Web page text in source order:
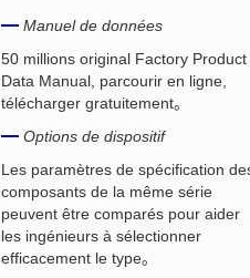
Manuel de données
50 millions original Factory Product
Data Manual, parcourir en ligne,
télécharger gratuitement。
Options de dispositif
Les paramètres de spécification
composants de la même série
peuvent être comparés pour aider
les ingénieurs à sélectionner
efficacement le type。